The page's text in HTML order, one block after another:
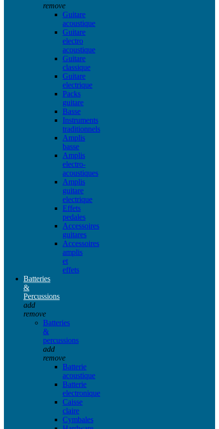
remove
Guitare
acoustique
Guitare
electro
acoustique
Guitare
classique
Guitare
electrique
Packs
guitare
Basse
Instruments
traditionnels
Amplis
basse
Amplis
electro-
acoustiques
Amplis
guitare
electrique
Effets
pedales
Accessoires
guitares
Accessoires
amplis
et
effets
Batteries
&
Percussions
add
remove
Batteries
&
percussions
add
remove
Batterie
acoustique
Batterie
electronique
Caisse
claire
Cymbales